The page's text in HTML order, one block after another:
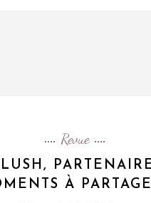
Revue
À